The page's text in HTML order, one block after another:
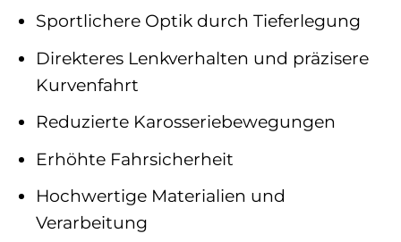
Sportlichere Optik durch Tieferlegung
Direkteres Lenkverhalten und präzisere
Kurvenfahrt
Reduzierte Karosseriebewegungen
Erhöhte Fahrsicherheit
Hochwertige Materialien und
Verarbeitung